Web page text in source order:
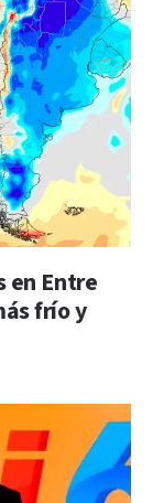
en Entre
frío y